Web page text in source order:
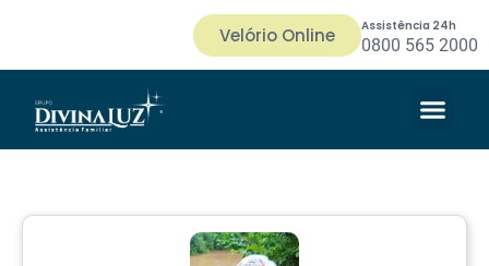
Velório Online Assistência 24h
0800 565 2000